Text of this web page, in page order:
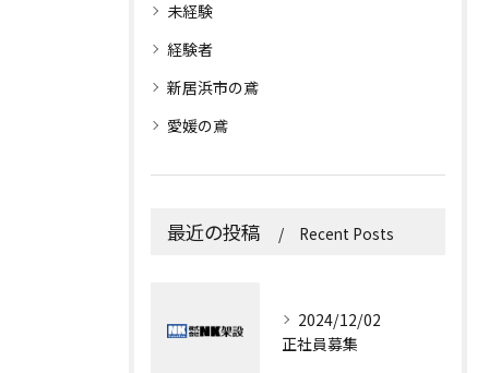
未経験
経験者
新居浜市の鳶
愛媛の鳶
最近の投稿 Recent Posts
2024/12/02
正社員募集